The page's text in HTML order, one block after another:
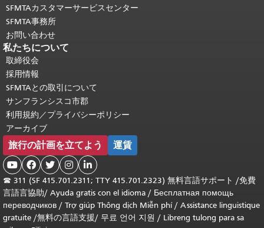
SFMTAカスタマーサービスセンター
SFMTA事務所
お問い合わせ
私たちについて
取締役会
採用情報
SFMTAとの取引について
サンフランシスコ市郡
利用規約／プライバシーポリシー
アーカイブ
旅行の計画を立てよう 運賃
    
☎ 311 (SF 415.701.2311; TTY 415.701.2323) 無料言語サポート /免費
言語言協助/ Ayuda gratis con el idioma / Бесплатная помощь
переводчиков / Trợ giúp Thông dịch Miễn phí/ Assistance linguistique
gratuite /無料の言語支援/ 무료 언어 지원 / Libreng tulong para sa